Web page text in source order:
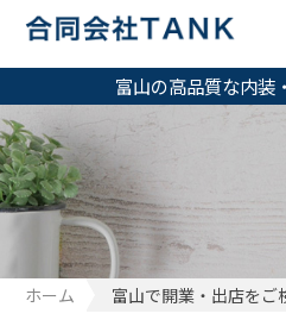
富山の高品質な内装
ホーム 富山で開業・出店をご